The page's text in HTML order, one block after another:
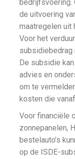
bedrijfsvoering.
de uitvoering
maatregelen uit
Voor het
subsidiebedrag
De subsidie
advies en
om te
kosten die
Voor financiële
zonnepanelen,
bestelauto’s
op de ISDE-